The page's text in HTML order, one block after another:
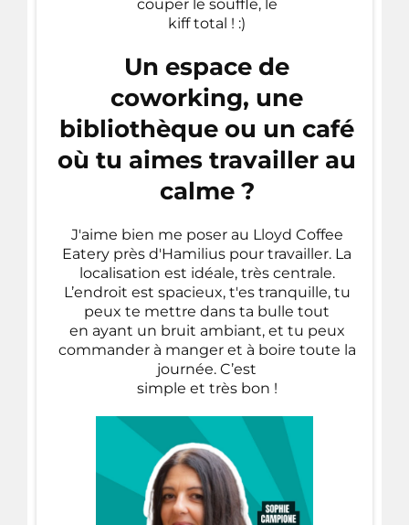
couper le souffle, le
kiff total ! :)
Un espace de
coworking, une
bibliothèque ou un café
où tu aimes travailler au
calme ?
J'aime bien me poser au Lloyd Coffee
Eatery près d'Hamilius pour travailler. La
localisation est idéale, très centrale.
L’endroit est spacieux, t'es tranquille, tu
peux te mettre dans ta bulle tout
en ayant un bruit ambiant, et tu peux
commander à manger et à boire toute la
journée. C’est
simple et très bon !